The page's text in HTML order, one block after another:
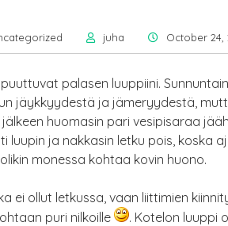
juha October 24,
palasen luuppiini.
jäykkyydestä ja jämeryydestä,
huomasin pari vesipisaraa
luupin ja nakkasin letku pois, koska
monessa kohtaa kovin huono.
ei ollut letkussa, vaan liittimien
puri nilkoille
. Kotelon luuppi